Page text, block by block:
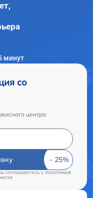
минут
со
центра
соглашаетесь cполитикой